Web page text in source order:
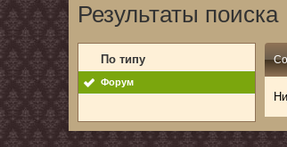
Результаты поиска
По типу
Форум